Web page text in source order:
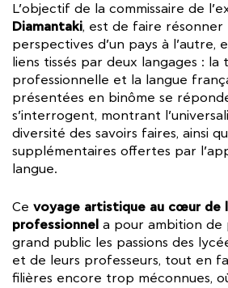
L’objectif de la commissaire de
Diamantaki, est de faire résonner
perspectives d’un pays à l’autre,
liens tissés par deux langages : la
professionnelle et la langue
présentées en binôme se
s’interrogent, montrant
diversité des savoirs faires, ainsi
supplémentaires offertes par
langue.
Ce voyage artistique au cœur de
professionnel a pour ambition de
grand public les passions des
et de leurs professeurs, tout en
filières encore trop méconnues,